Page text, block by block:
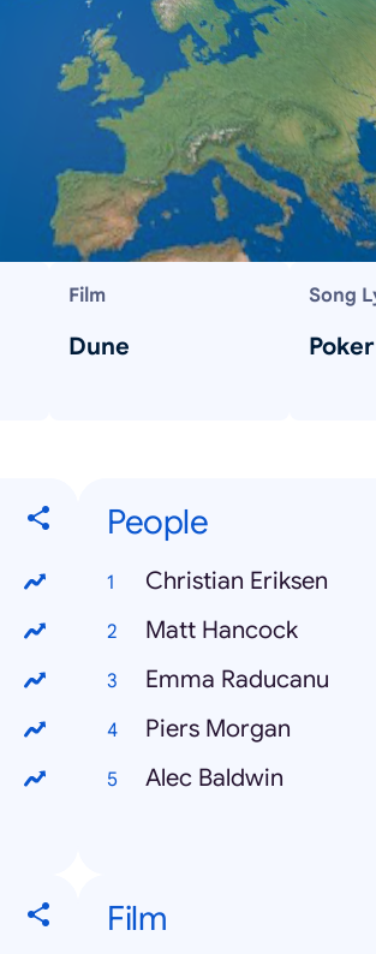
Film
Dune
Song
People
Christian Eriksen
Matt Hancock
Emma Raducanu
Piers Morgan
Alec Baldwin
Film